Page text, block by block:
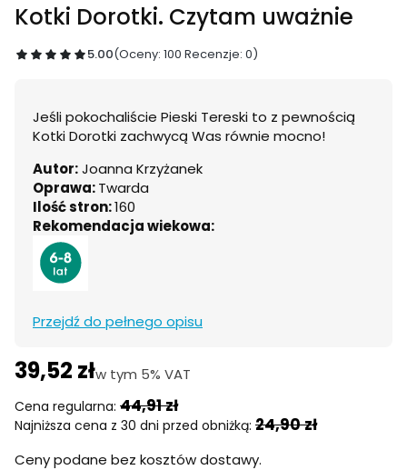
Kotki Dorotki. Czytam uważnie
5.00(Oceny: 100 Recenzje: 0)
Jeśli pokochaliście Pieski Tereski to z pewnością
Kotki Dorotki zachwycą Was równie mocno!
Autor:Joanna Krzyżanek
Oprawa:Twarda
Ilość stron:160
Rekomendacja wiekowa:
Przejdź do pełnego opisu
39,52 złw tym 5% VAT
w tym 5% VAT
Cena regularna: 44,91 zł
Najniższa cena z 30 dni przed obniżką: 24,90 zł
Ceny podane bez kosztów dostawy.